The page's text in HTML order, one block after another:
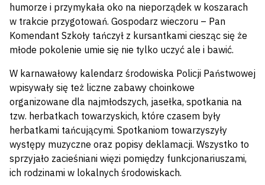
humorze i przymykała oko na nieporządek w koszarach
w trakcie przygotowań. Gospodarz wieczoru – Pan
Komendant Szkoły tańczył z kursantkami ciesząc się że
młode pokolenie umie się nie tylko uczyć ale i bawić.
W karnawałowy kalendarz środowiska Policji Państwowej
wpisywały się też liczne zabawy choinkowe
organizowane dla najmłodszych, jasełka, spotkania na
tzw. herbatkach towarzyskich, które czasem były
herbatkami tańcującymi. Spotkaniom towarzyszyły
występy muzyczne oraz popisy deklamacji. Wszystko to
sprzyjało zacieśniani więzi pomiędzy funkcjonariuszami,
ich rodzinami w lokalnych środowiskach.